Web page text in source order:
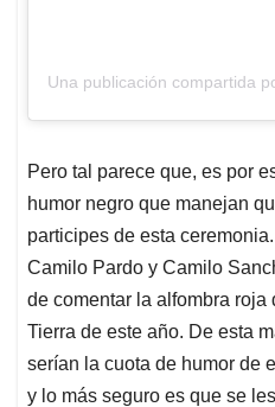
Una publicación compartida
Pero tal parece que, es por
humor negro que manejan
participes de esta
Camilo Pardo y Camilo
de comentar la alfombra roja
Tierra de este año. De esta
serían la cuota de humor de
y lo más seguro es que se